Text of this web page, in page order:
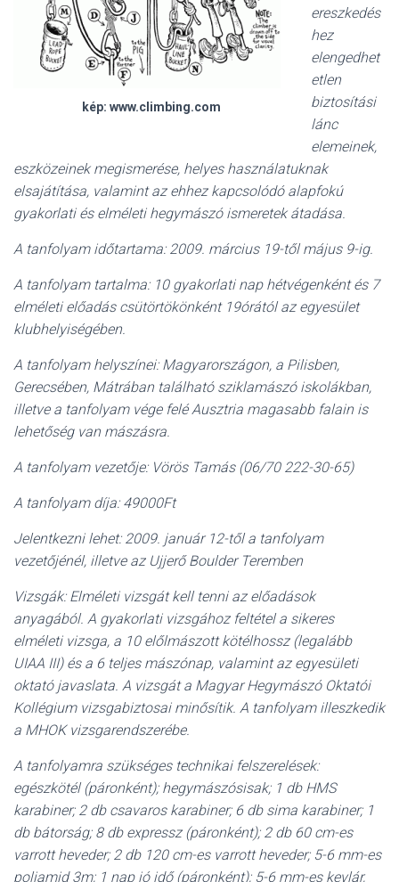
kép: www.climbing.com
ereszkedés
hez
elengedhet
etlen
biztosítási
lánc
elemeinek,
eszközeinek megismerése, helyes használatuknak
elsajátítása, valamint az ehhez kapcsolódó alapfokú
gyakorlati és elméleti hegymászó ismeretek átadása.
A tanfolyam időtartama: 2009. március 19-től május 9-ig.
A tanfolyam tartalma: 10 gyakorlati nap hétvégenként és 7
elméleti előadás csütörtökönként 19órától az egyesület
klubhelyiségében.
A tanfolyam helyszínei: Magyarországon, a Pilisben,
Gerecsében, Mátrában található sziklamászó iskolákban,
illetve a tanfolyam vége felé Ausztria magasabb falain is
lehetőség van mászásra.
A tanfolyam vezetője: Vörös Tamás (06/70 222-30-65)
A tanfolyam díja: 49000Ft
Jelentkezni lehet: 2009. január 12-től a tanfolyam
vezetőjénél, illetve az Ujjerő Boulder Teremben
Vizsgák: Elméleti vizsgát kell tenni az előadások
anyagából. A gyakorlati vizsgához feltétel a sikeres
elméleti vizsga, a 10 előlmászott kötélhossz (legalább
UIAA III) és a 6 teljes mászónap, valamint az egyesületi
oktató javaslata. A vizsgát a Magyar Hegymászó Oktatói
Kollégium vizsgabiztosai minősítik. A tanfolyam illeszkedik
a MHOK vizsgarendszerébe.
A tanfolyamra szükséges technikai felszerelések:
egészkötél (páronként); hegymászósisak; 1 db HMS
karabiner; 2 db csavaros karabiner; 6 db sima karabiner; 1
db bátorság; 8 db expressz (páronként); 2 db 60 cm-es
varrott heveder; 2 db 120 cm-es varrott heveder; 5-6 mm-es
poliamid 3m; 1 nap jó idő (páronként); 5-6 mm-es kevlár,